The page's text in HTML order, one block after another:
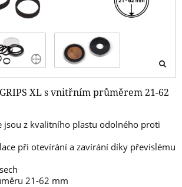
XL s vnitřním průměrem 21-62
jsou z kvalitního plastu odolného proti
při otevírání a zavírání díky převislému
21-62 mm